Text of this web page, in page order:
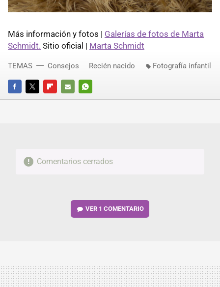
Más información y fotos | Galerías de fotos de Marta
Schmidt. Sitio oficial | Marta Schmidt
FACEBOOKTWITTERFLIPBOARD
E-
WHATSAPP
TEMAS Consejos Recién nacido Fotografía infantil
Comentarios cerrados
VER 1 COMENTARIO